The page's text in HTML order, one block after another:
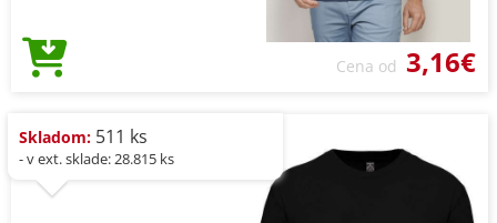
Cena od 3,16€
Skladom: 511 ks
- v ext. sklade: 28.815 ks